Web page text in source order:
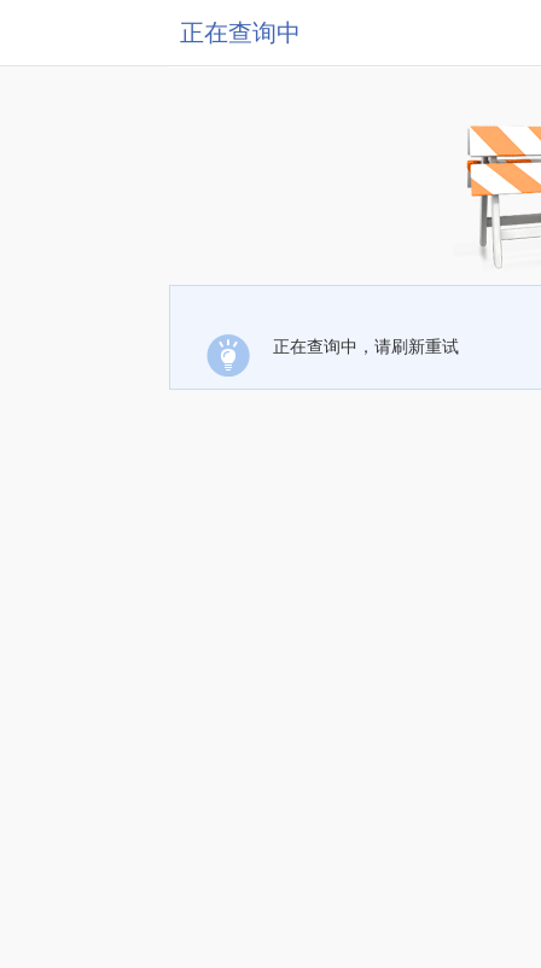
正在查询中
正在查询中，请刷新重试